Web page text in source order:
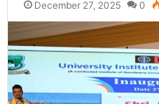
December 27, 2025 0